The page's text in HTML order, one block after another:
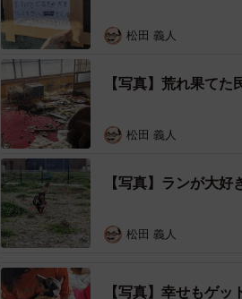
複数の団体・個人が連携し民家
ワンコたちが心配なこの人自身には
そこで九州エリアの保護ボランティ
ィアが連携。多頭飼育崩壊が生じて
このうちの1つが福岡県のチーム、
携する預かりボランティアさんが参
SNS効果で全匹の保護先が見つ
「この家、いつまで人が住んでいたの
松田 義人
【写真】荒れ果てた
松田 義人
【写真】ランが大好
松田 義人
【写真】幸せもゲッ